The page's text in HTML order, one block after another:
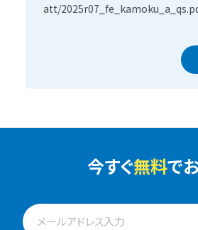
att/
今すぐ無料で